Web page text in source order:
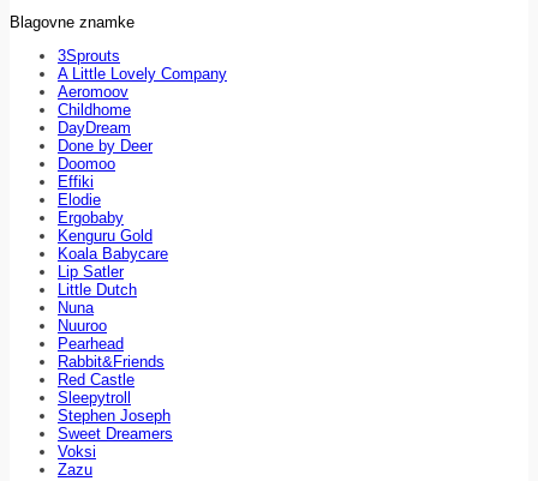
Blagovne znamke
3Sprouts
A Little Lovely Company
Aeromoov
Childhome
DayDream
Done by Deer
Doomoo
Effiki
Elodie
Ergobaby
Kenguru Gold
Koala Babycare
Lip Satler
Little Dutch
Nuna
Nuuroo
Pearhead
Rabbit&Friends
Red Castle
Sleepytroll
Stephen Joseph
Sweet Dreamers
Voksi
Zazu